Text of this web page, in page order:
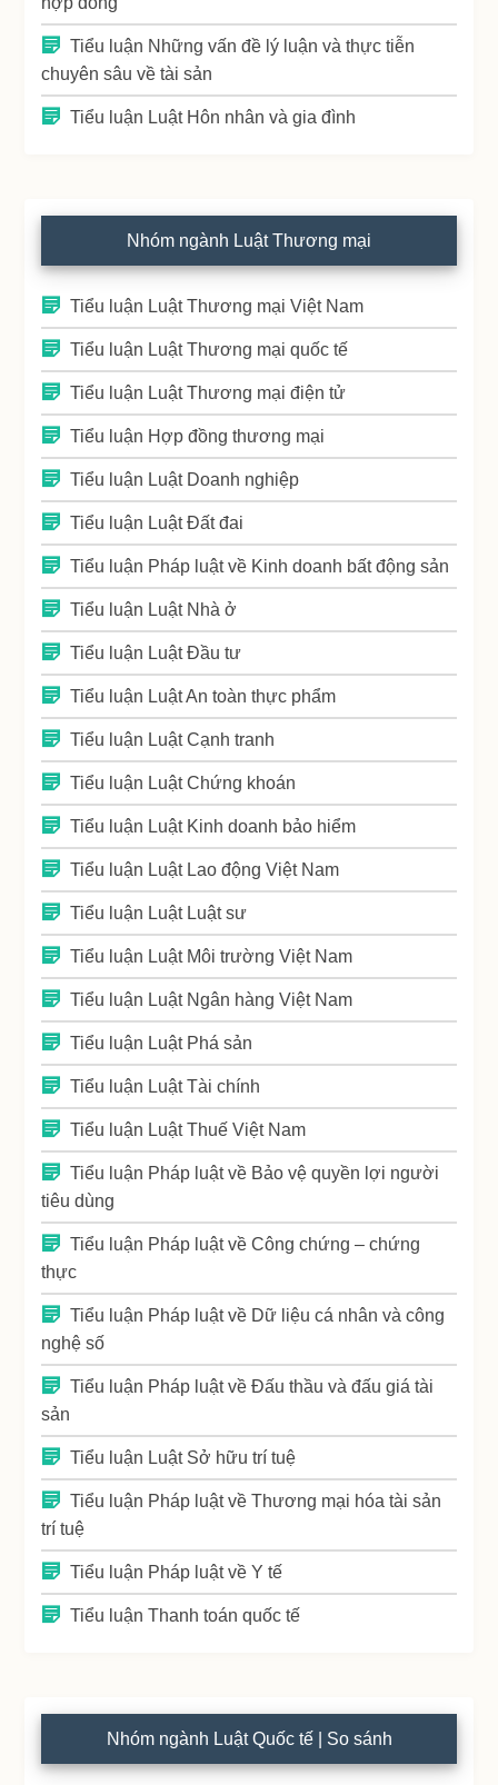
Tiểu luận Những vấn đề lý luận và thực tiễn
chuyên sâu về tài sản
Tiểu luận Luật Hôn nhân và gia đình
Nhóm ngành Luật Thương mại
Tiểu luận Luật Thương mại Việt Nam
Tiểu luận Luật Thương mại quốc tế
Tiểu luận Luật Thương mại điện tử
Tiểu luận Hợp đồng thương mại
Tiểu luận Luật Doanh nghiệp
Tiểu luận Luật Đất đai
Tiểu luận Pháp luật về Kinh doanh bất động sản
Tiểu luận Luật Nhà ở
Tiểu luận Luật Đầu tư
Tiểu luận Luật An toàn thực phẩm
Tiểu luận Luật Cạnh tranh
Tiểu luận Luật Chứng khoán
Tiểu luận Luật Kinh doanh bảo hiểm
Tiểu luận Luật Lao động Việt Nam
Tiểu luận Luật Luật sư
Tiểu luận Luật Môi trường Việt Nam
Tiểu luận Luật Ngân hàng Việt Nam
Tiểu luận Luật Phá sản
Tiểu luận Luật Tài chính
Tiểu luận Luật Thuế Việt Nam
Tiểu luận Pháp luật về Bảo vệ quyền lợi người
tiêu dùng
Tiểu luận Pháp luật về Công chứng – chứng
thực
Tiểu luận Pháp luật về Dữ liệu cá nhân và công
nghệ số
Tiểu luận Pháp luật về Đấu thầu và đấu giá tài
sản
Tiểu luận Luật Sở hữu trí tuệ
Tiểu luận Pháp luật về Thương mại hóa tài sản
trí tuệ
Tiểu luận Pháp luật về Y tế
Tiểu luận Thanh toán quốc tế
Nhóm ngành Luật Quốc tế | So sánh